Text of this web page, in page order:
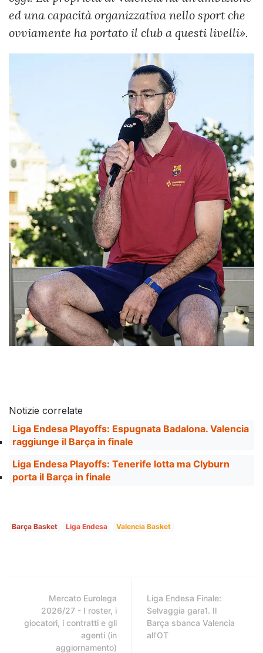
ed una capacità organizzativa nello sport che
ovviamente ha portato il club a questi livelli».
Notizie correlate
Liga Endesa Playoffs: Espugnata Badalona. Valencia
raggiunge il Barça in finale
Liga Endesa Playoffs: Tenerife lotta ma Clyburn
porta il Barça in finale
Barça Basket Liga Endesa Valencia Basket
Mercato Eurolega
2026/27 - I roster, i
giocatori, i contratti e gli
agenti (in
aggiornamento)
Liga Endesa Finale:
Selvaggia gara1. Il
Barça sbanca Valencia
all'OT